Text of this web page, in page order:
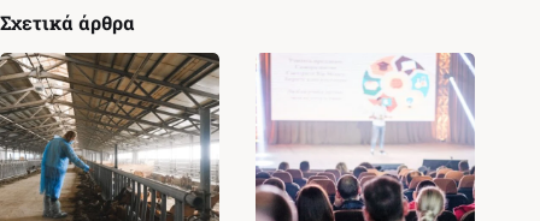
Σχετικά άρθρα